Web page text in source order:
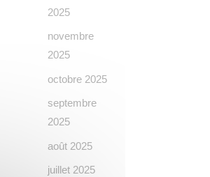
2025
novembre
2025
octobre 2025
septembre
2025
août 2025
juillet 2025